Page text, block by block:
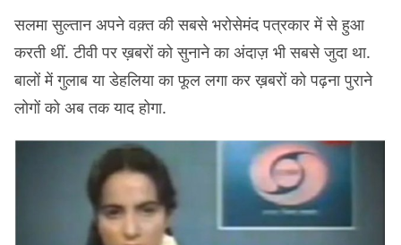
सलमा सुल्तान अपने वक़्त की सबसे भरोसेमंद पत्रकार में से हुआ
करती थीं. टीवी पर ख़बरों को सुनाने का अंदाज़ भी सबसे जुदा था.
बालों में गुलाब या डेहलिया का फूल लगा कर ख़बरों को पढ़ना पुराने
लोगों को अब तक याद होगा.